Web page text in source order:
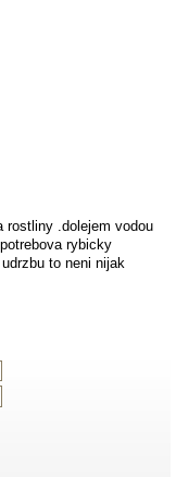
rostliny .dolejem vodou
rybicky
to neni nijak